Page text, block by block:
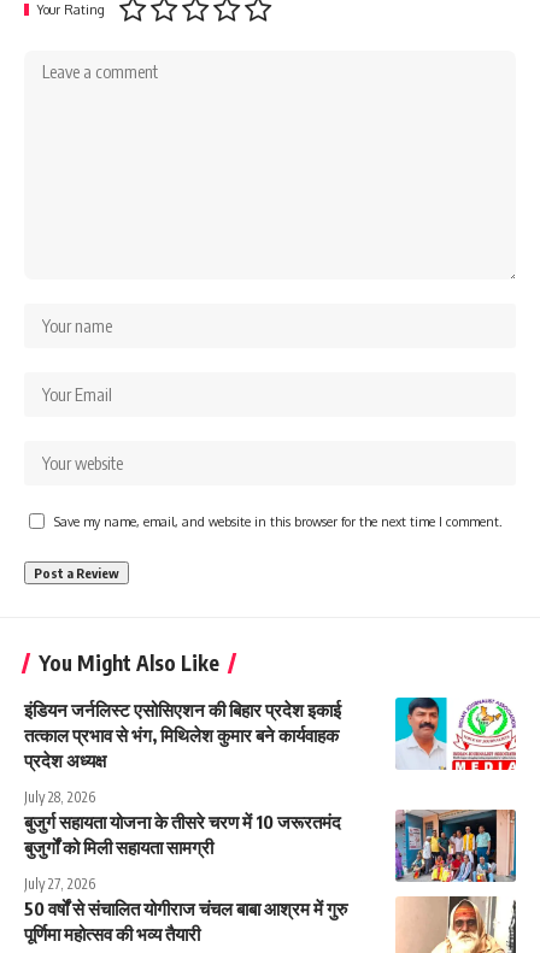
Your Rating
Save my name, email, and website in this browser for the next time I comment.
You Might Also Like
इंडियन जर्नलिस्ट एसोसिएशन की बिहार प्रदेश इकाई
तत्काल प्रभाव से भंग, मिथिलेश कुमार बने कार्यवाहक
प्रदेश अध्यक्ष
July 28, 2026
बुजुर्ग सहायता योजना के तीसरे चरण में 10 जरूरतमंद
बुजुर्गों को मिली सहायता सामग्री
July 27, 2026
50 वर्षों से संचालित योगीराज चंचल बाबा आश्रम में गुरु
पूर्णिमा महोत्सव की भव्य तैयारी